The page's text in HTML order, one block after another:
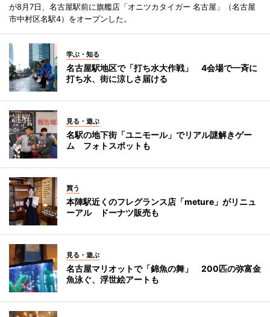
が8月7日、名古屋駅前に旗艦店「オニツカタイガー 名古屋」（名古屋
市中村区名駅4）をオープンした。
学ぶ・知る
名古屋駅地区で「打ち水大作戦」 4会場で一斉に
打ち水、街に涼しさ届ける
見る・遊ぶ
名駅の地下街「ユニモール」でリアル謎解きゲー
ム フォトスポットも
買う
本陣駅近くのフレグランス店「meture」がリニュ
ーアル ドーナツ販売も
見る・遊ぶ
名古屋マリオットで「錦魚の舞」 200匹の弥富金
魚泳ぐ、浮世絵アートも